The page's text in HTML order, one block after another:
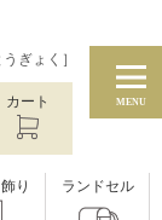
ぎょく］
カート MENU
り ランドセル